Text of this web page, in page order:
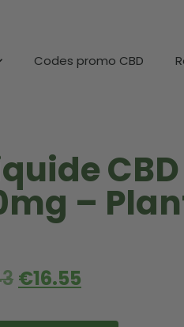
Codes promo CBD
–
€16.55